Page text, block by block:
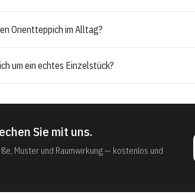
Orientteppich im Alltag?
um ein echtes Einzelstück?
Sie mit uns.
Muster und Raumwirkung — kostenlos und